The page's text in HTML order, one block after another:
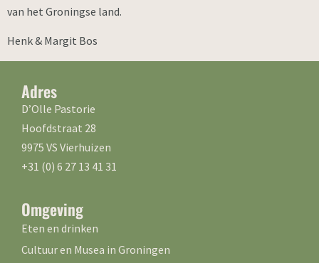
van het Groningse land.
Henk & Margit Bos
Adres
D’Olle Pastorie
Hoofdstraat 28
9975 VS Vierhuizen
+31 (0) 6 27 13 41 31
Omgeving
Eten en drinken
Cultuur en Musea in Groningen